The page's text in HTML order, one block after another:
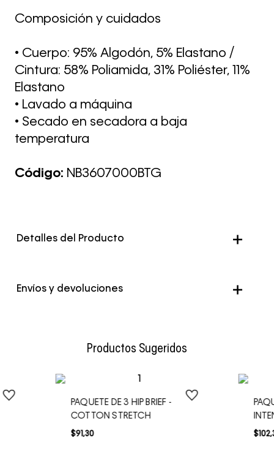
Composición y cuidados
• Cuerpo: 95% Algodón, 5% Elastano /
Cintura: 58% Poliamida, 31% Poliéster, 11%
Elastano
• Lavado a máquina
• Secado en secadora a baja
temperatura
Código: NB3607000BTG
Detalles del Producto
Envíos y devoluciones
Productos Sugeridos
PAQUETE DE 3 HIP BRIEF -
COTTON STRETCH
$91,30 $102,